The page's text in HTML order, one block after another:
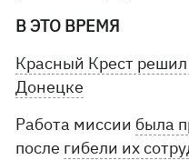
В ЭТО ВРЕМЯ
Красный Крест
Донецке
Работа миссии была
после гибели их